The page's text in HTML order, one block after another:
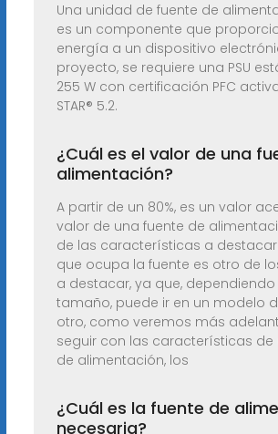
Una unidad de fuente de
es un componente que
energía a un dispositivo
proyecto, se requiere una PSU
255 W con certificación PFC activa
STAR® 5.2.
¿Cuál es el valor de una
alimentación?
A partir de un 80%, es un valor
valor de una fuente de
de las características a
que ocupa la fuente es otro de
a destacar, ya que, dependiendo
tamaño, puede ir en un modelo
otro, como veremos más
seguir con las características de
de alimentación, los
¿Cuál es la fuente de
necesaria?